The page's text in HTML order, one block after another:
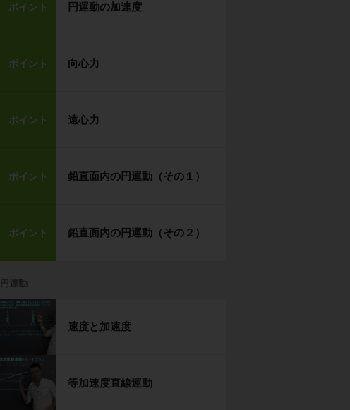
ポイント 円運動の加速度
ポイント 向心力
ポイント 遠心力
ポイント 鉛直面内の円運動（その１）
ポイント 鉛直面内の円運動（その２）
円運動
速度と加速度
等加速度直線運動